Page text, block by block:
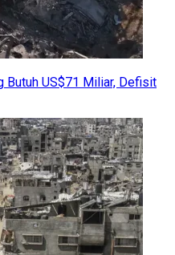
Butuh US$71 Miliar, Defisit